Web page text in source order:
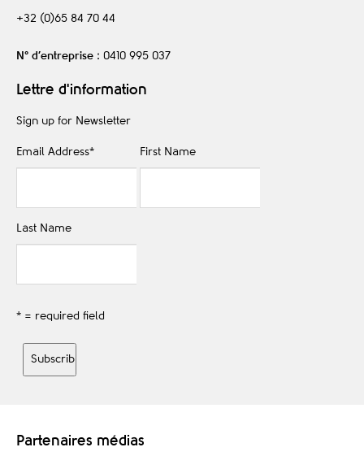
+32 (0)65 84 70 44
N° d’entreprise : 0410 995 037
Lettre d'information
Sign up for Newsletter
Email Address* First Name
Last Name
* = required field
Partenaires médias